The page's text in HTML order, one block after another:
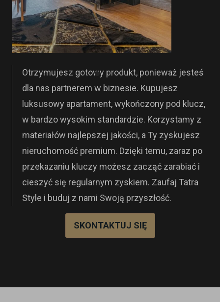
Otrzymujesz gotowy produkt, ponieważ jesteś
dla nas partnerem w biznesie. Kupujesz
luksusowy apartament, wykończony pod klucz,
w bardzo wysokim standardzie. Korzystamy z
materiałów najlepszej jakości, a Ty zyskujesz
nieruchomość premium. Dzięki temu, zaraz po
przekazaniu kluczy możesz zacząć zarabiać i
cieszyć się regularnym zyskiem. Zaufaj Tatra
Style i buduj z nami Swoją przyszłość.
SKONTAKTUJ SIĘ